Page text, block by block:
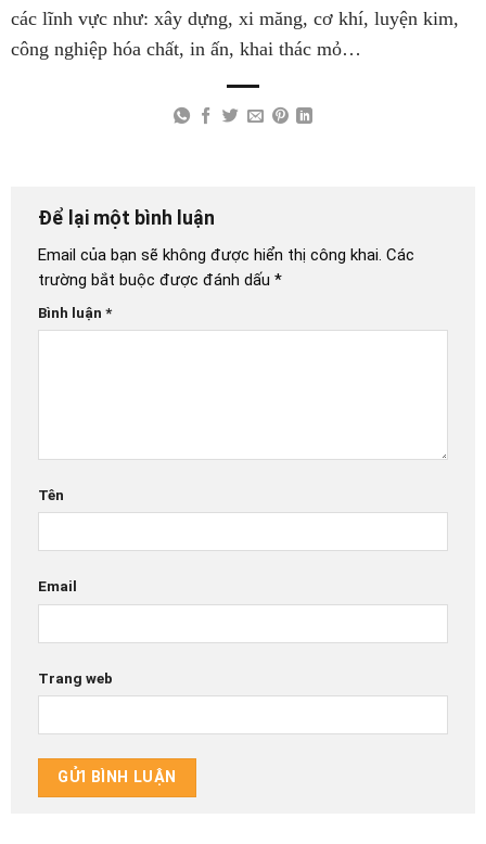
các lĩnh vực như: xây dựng, xi măng, cơ khí, luyện kim,
công nghiệp hóa chất, in ấn, khai thác mỏ…
Để lại một bình luận
Email của bạn sẽ không được hiển thị công khai. Các
trường bắt buộc được đánh dấu *
Bình luận *
Tên
Email
Trang web